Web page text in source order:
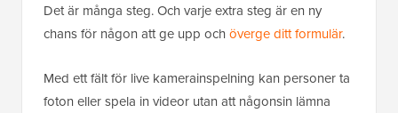
Det är många steg. Och varje extra steg är en ny
chans för någon att ge upp ochöverge ditt formulär.
Med ett fält för live kamerainspelning kan personer ta
foton eller spela in videor utan att någonsin lämna